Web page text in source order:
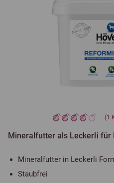
(1
Mineralfutter als Leckerli für
Mineralfutter in Leckerli
Staubfrei